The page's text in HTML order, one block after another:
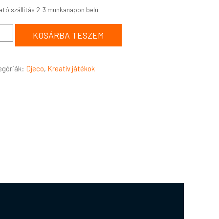
KOSÁRBA TESZEM
Djeco, Kreatív játékok